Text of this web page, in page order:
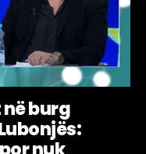
burg
nuk